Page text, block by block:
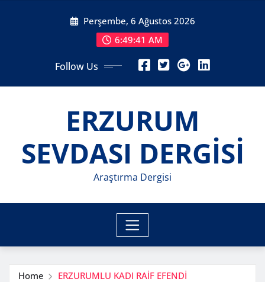
Perşembe, 6 Ağustos 2026
6:49:43 AM
Follow Us
ERZURUM
SEVDASI DERGİSİ
Araştırma Dergisi
Home ERZURUMLU KADI RAİF EFENDİ